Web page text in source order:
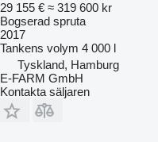
29 155 € ≈ 319 600 kr
Bogserad spruta
2017
Tankens volym 4 000 l
Tyskland, Hamburg
E-FARM GmbH
Kontakta säljaren